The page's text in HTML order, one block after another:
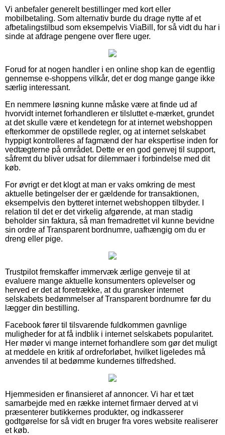
Vi anbefaler generelt bestillinger med kort eller
mobilbetaling. Som alternativ burde du drage nytte af et
afbetalingstilbud som eksempelvis ViaBill, for så vidt du har i
sinde at afdrage pengene over flere uger.
Forud for at nogen handler i en online shop kan de egentlig
gennemse e-shoppens vilkår, det er dog mange gange ikke
særlig interessant.
En nemmere løsning kunne måske være at finde ud af
hvorvidt internet forhandleren er tilsluttet e-mærket, grundet
at det skulle være et kendetegn for at internet webshoppen
efterkommer de opstillede regler, og at internet selskabet
hyppigt kontrolleres af fagmænd der har ekspertise inden for
vedtægterne på området. Dette er en god genvej til support,
såfremt du bliver udsat for dilemmaer i forbindelse med dit
køb.
For øvrigt er det klogt at man er vaks omkring de mest
aktuelle betingelser der er gældende for transaktionen,
eksempelvis den bytteret internet webshoppen tilbyder. I
relation til det er det virkelig afgørende, at man stadig
beholder sin faktura, så man fremadrettet vil kunne bevidne
sin ordre af Transparent bordnumre, uafhængig om du er
dreng eller pige.
Trustpilot fremskaffer immervæk ærlige genveje til at
evaluere mange aktuelle konsumenters oplevelser og
herved er det at foretrække, at du gransker internet
selskabets bedømmelser af Transparent bordnumre før du
lægger din bestilling.
Facebook fører til tilsvarende fuldkommen gavnlige
muligheder for at få indblik i internet selskabets popularitet.
Her møder vi mange internet forhandlere som gør det muligt
at meddele en kritik af ordreforløbet, hvilket ligeledes må
anvendes til at bedømme kundernes tilfredshed.
Hjemmesiden er finansieret af annoncer. Vi har et tæt
samarbejde med en række internet firmaer derved at vi
præsenterer butikkernes produkter, og indkasserer
godtgørelse for så vidt en bruger fra vores website realiserer
et køb.